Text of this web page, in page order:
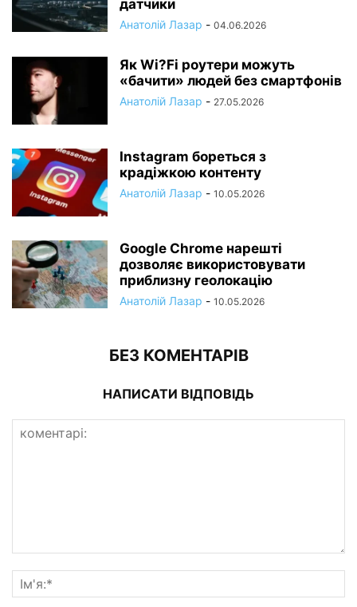
датчики
Анатолій Лазар - 04.06.2026
Як Wi?Fi роутери можуть
«бачити» людей без смартфонів
Анатолій Лазар - 27.05.2026
Instagram бореться з
крадіжкою контенту
Анатолій Лазар - 10.05.2026
Google Chrome нарешті
дозволяє використовувати
приблизну геолокацію
Анатолій Лазар - 10.05.2026
БЕЗ КОМЕНТАРІВ
НАПИСАТИ ВІДПОВІДЬ